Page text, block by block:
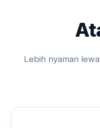
Lebih nyaman